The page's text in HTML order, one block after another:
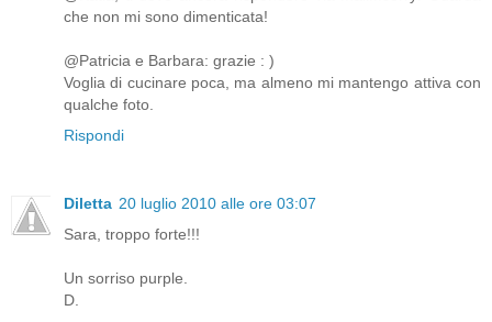
che non mi sono dimenticata!
@Patricia e Barbara: grazie : )
Voglia di cucinare poca, ma almeno mi mantengo attiva con
qualche foto.
Rispondi
Diletta 20 luglio 2010 alle ore 03:07
Sara, troppo forte!!!
Un sorriso purple.
D.